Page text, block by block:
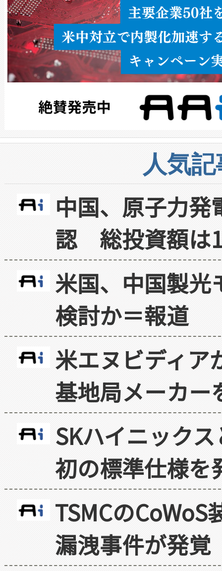
人気
中国、原子力
認 総投資額は
米国、中国製光
検討か＝報道
米エヌビディア
基地局メーカー
SKハイニック
初の標準仕様を
TSMCの
漏洩事件が発覚